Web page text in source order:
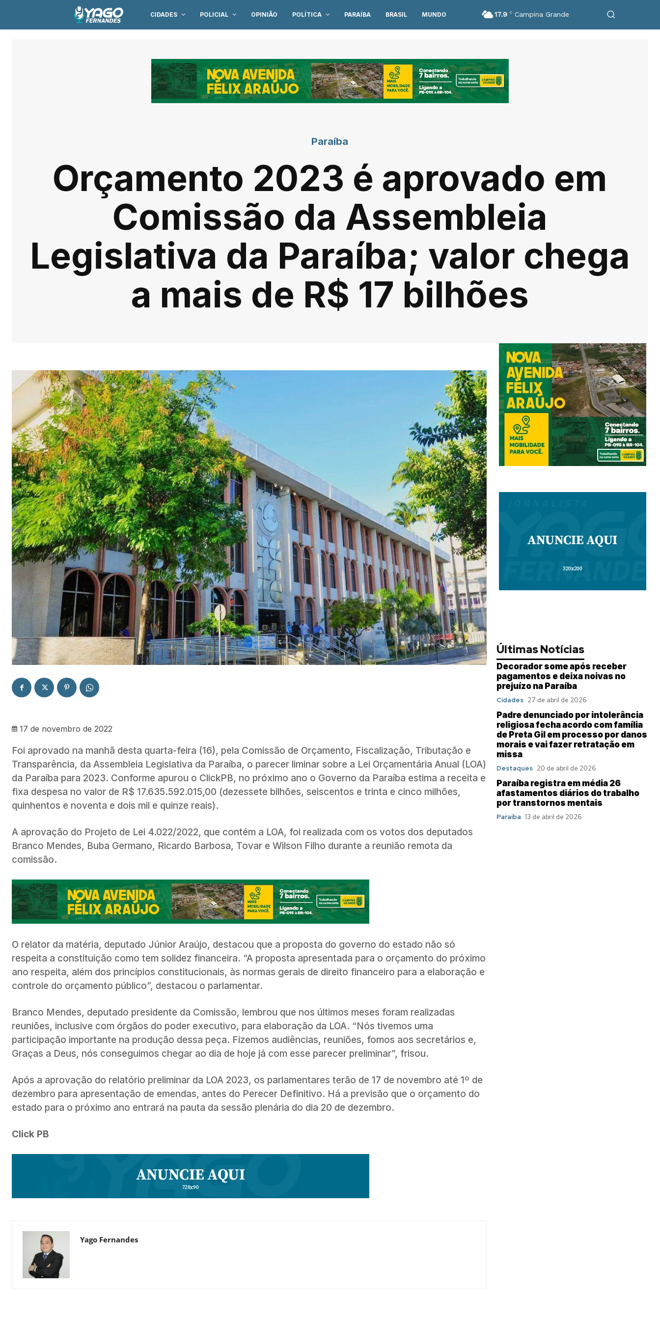
CIDADES POLICIAL OPINIÃO POLÍTICA PARAÍBA BRASIL MUNDO 17.9 C Campina Grande
Paraíba
Orçamento 2023 é aprovado em
Comissão da Assembleia
Legislativa da Paraíba; valor chega
a mais de R$ 17 bilhões
17 de novembro de 2022
Foi aprovado na manhã desta quarta-feira (16), pela Comissão de Orçamento, Fiscalização, Tributação e
Transparência, da Assembleia Legislativa da Paraíba, o parecer liminar sobre a Lei Orçamentária Anual (LOA)
da Paraíba para 2023. Conforme apurou o ClickPB, no próximo ano o Governo da Paraíba estima a receita e
fixa despesa no valor de R$ 17.635.592.015,00 (dezessete bilhões, seiscentos e trinta e cinco milhões,
quinhentos e noventa e dois mil e quinze reais).
A aprovação do Projeto de Lei 4.022/2022, que contém a LOA, foi realizada com os votos dos deputados
Branco Mendes, Buba Germano, Ricardo Barbosa, Tovar e Wilson Filho durante a reunião remota da
comissão.
O relator da matéria, deputado Júnior Araújo, destacou que a proposta do governo do estado não só
respeita a constituição como tem solidez financeira. “A proposta apresentada para o orçamento do próximo
ano respeita, além dos princípios constitucionais, às normas gerais de direito financeiro para a elaboração e
controle do orçamento público”, destacou o parlamentar.
Branco Mendes, deputado presidente da Comissão, lembrou que nos últimos meses foram realizadas
reuniões, inclusive com órgãos do poder executivo, para elaboração da LOA. “Nós tivemos uma
participação importante na produção dessa peça. Fizemos audiências, reuniões, fomos aos secretários e,
Graças a Deus, nós conseguimos chegar ao dia de hoje já com esse parecer preliminar”, frisou.
Após a aprovação do relatório preliminar da LOA 2023, os parlamentares terão de 17 de novembro até 1º de
dezembro para apresentação de emendas, antes do Perecer Definitivo. Há a previsão que o orçamento do
estado para o próximo ano entrará na pauta da sessão plenária do dia 20 de dezembro.
Click PB
Yago Fernandes
Últimas Notícias
Decorador some após receber
pagamentos e deixa noivas no
prejuízo na Paraíba
Cidades 27 de abril de 2026
Padre denunciado por intolerância
religiosa fecha acordo com família
de Preta Gil em processo por danos
morais e vai fazer retratação em
missa
Destaques 20 de abril de 2026
Paraíba registra em média 26
afastamentos diários do trabalho
por transtornos mentais
Paraíba 13 de abril de 2026